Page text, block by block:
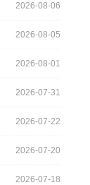
2026-08-06
2026-08-05
2026-08-01
2026-07-31
2026-07-22
2026-07-20
2026-07-18